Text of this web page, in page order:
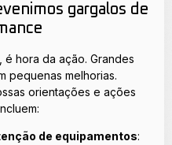
gargalos de
hora da ação. Grandes
pequenas melhorias.
orientações e ações
de equipamentos: